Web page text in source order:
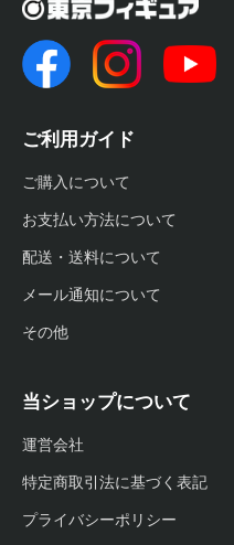
ご利用ガイド
ご購入について
お支払い方法について
配送・送料について
メール通知について
その他
当ショップについて
運営会社
特定商取引法に基づく表記
プライバシーポリシー